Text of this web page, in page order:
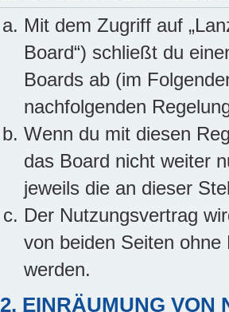
Mit dem Zugriff auf
Board“) schließt du
Boards ab (im
nachfolgenden
Wenn du mit diesen
das Board nicht weiter
jeweils die an dieser
Der Nutzungsvertrag
von beiden Seiten
werden.
2. EINRÄUMUNG VON